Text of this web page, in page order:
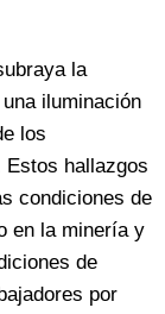
la
iluminación
los
Estos hallazgos
condiciones de
en la minería y
de
por